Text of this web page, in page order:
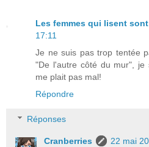
Les femmes qui lisent
17:11
Je ne suis pas trop tentée
"De l'autre côté du mur",
me plait pas mal!
Répondre
Réponses
Cranberries
22 mai